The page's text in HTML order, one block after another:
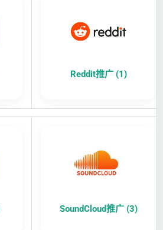
Reddit推广 (1)
SoundCloud推广 (3)